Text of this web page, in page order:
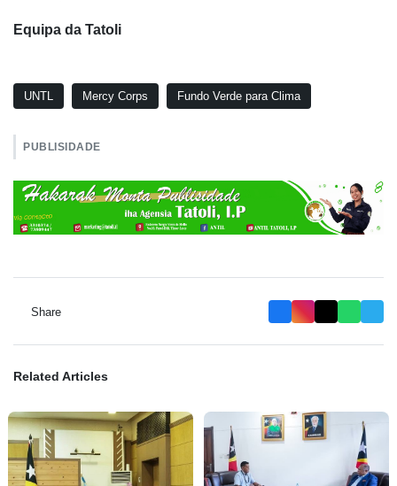
Equipa da Tatoli
UNTL Mercy Corps Fundo Verde para Clima
PUBLISIDADE
Share
Related Articles